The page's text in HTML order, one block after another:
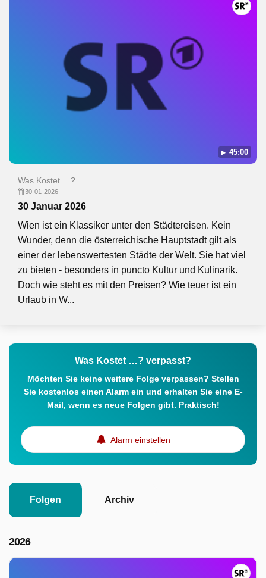
45:00
Was Kostet …?
30-01-2026
30 Januar 2026
Wien ist ein Klassiker unter den Städtereisen. Kein
Wunder, denn die österreichische Hauptstadt gilt als
einer der lebenswertesten Städte der Welt. Sie hat viel
zu bieten - besonders in puncto Kultur und Kulinarik.
Doch wie steht es mit den Preisen? Wie teuer ist ein
Urlaub in W...
Was Kostet …? verpasst?
Möchten Sie keine weitere Folge verpassen? Stellen
Sie kostenlos einen Alarm ein und erhalten Sie eine E-
Mail, wenn es neue Folgen gibt. Praktisch!
Alarm einstellen
Folgen Archiv
2026